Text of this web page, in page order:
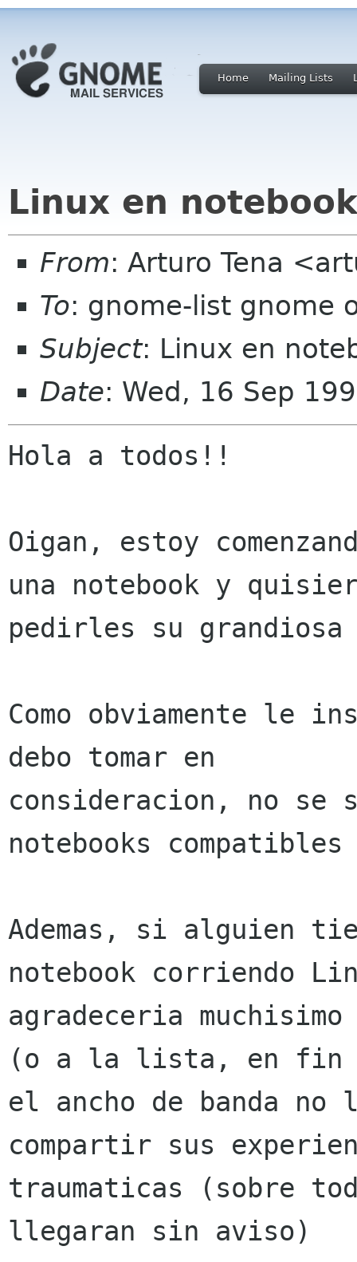
Home Mailing Lists
Linux en
From: Arturo Tena
To: gnome-list gnome
Subject: Linux en
Date: Wed, 16 Sep
Hola a todos!!
Oigan, estoy
una notebook y
pedirles su grandiosa
Como obviamente le
debo tomar en
consideracion, no se
notebooks
Ademas, si alguien
notebook corriendo
agradeceria
(o a la lista, en fin
el ancho de banda
compartir sus
traumaticas (sobre
llegaran sin aviso)